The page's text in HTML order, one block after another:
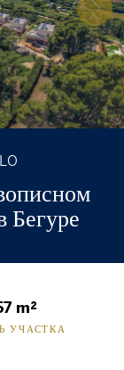
Бегуре
m²
УЧАСТКА